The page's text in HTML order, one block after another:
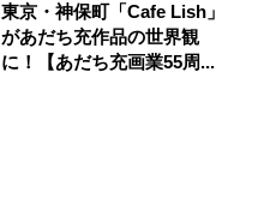
東京・神保町「Cafe Lish」
があだち充作品の世界観
に！【あだち充画業55周...